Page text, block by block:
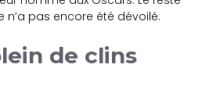
pas encore été dévoilé.
de clins